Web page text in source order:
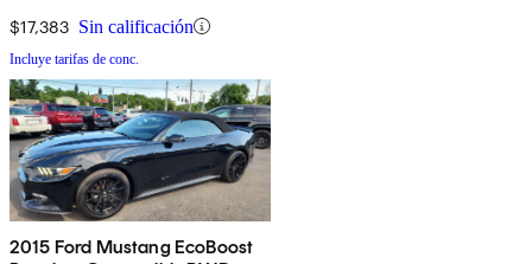
$17,383 Sin calificación
Incluye tarifas de conc.
2015 Ford Mustang EcoBoost